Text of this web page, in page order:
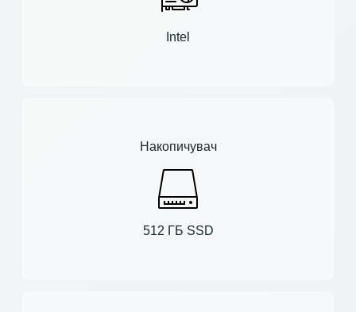
Intel
Накопичувач
512 ГБ SSD